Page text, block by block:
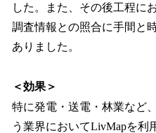
した。また、その後工程に
調査情報との照合に手間と
ありました。
＜効果＞
特に発電・送電・林業など
う業界においてLivMapを利